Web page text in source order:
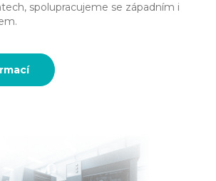
spolupracujeme se západním i